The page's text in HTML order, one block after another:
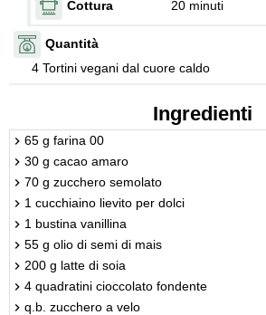
Cottura 20 minuti
Quantità
4 Tortini vegani dal cuore caldo
Ingredienti
65 g farina 00
30 g cacao amaro
70 g zucchero semolato
1 cucchiaino lievito per dolci
1 bustina vanillina
55 g olio di semi di mais
200 g latte di soia
4 quadratini cioccolato fondente
q.b. zucchero a velo